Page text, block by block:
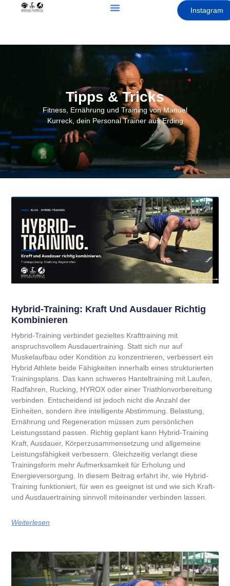
Instagram
Tipps & Tricks
Fitness, Ernährung und Training von Manuel
Kurreck, dein Personal Trainer aus Erding
Hybrid-Training: Kraft Und Ausdauer Richtig
Kombinieren
Hybrid-Training verbindet gezieltes Krafttraining mit
anspruchsvollem Ausdauertraining. Statt sich nur auf
Muskelaufbau oder Kondition zu konzentrieren, verbessert ein
Hybrid Athlete beide Fähigkeiten innerhalb eines strukturierten
Trainingsplans. Das kann schweres Hanteltraining mit Laufen,
Radfahren, Rucking, HYROX oder einer Triathlonvorbereitung
verbinden. Entscheidend ist jedoch nicht die Anzahl der
Einheiten, sondern ihre intelligente Abstimmung. Belastung,
Ernährung und Regeneration müssen zum persönlichen
Leistungsstand passen. Richtig geplant kann Hybrid-Training
Kraft, Ausdauer, Körperzusammensetzung und allgemeine
Leistungsfähigkeit verbessern. Gleichzeitig verlangt diese
Trainingsform mehr Aufmerksamkeit für Erholung und
Energieversorgung. In diesem Beitrag erfahrt ihr, wie Hybrid-
Training funktioniert, für wen es geeignet ist und wie sich Kraft-
und Ausdauertraining sinnvoll miteinander verbinden lassen.
Weiterlesen